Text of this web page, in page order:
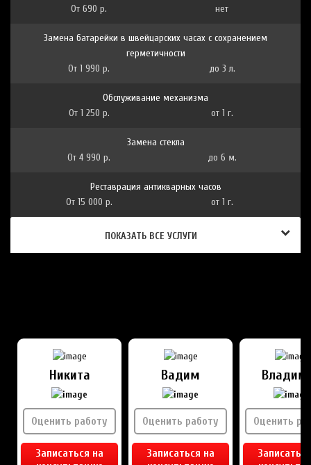
От 690 р.
нет
Замена батарейки в швейцарских часах с сохранением
герметичности
От 1 990 р.
до 3 л.
Обслуживание механизма
От 1 250 р.
от 1 г.
Замена стекла
От 4 990 р.
до 6 м.
Реставрация антикварных часов
От 15 000 р.
от 1 г.
ПОКАЗАТЬ ВСЕ УСЛУГИ
Никита
Оценить работу
Записаться на
Вадим
Оценить работу
Записаться на
Оценить